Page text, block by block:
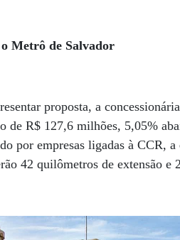
Metrô de Salvador
proposta, a
de R$ 127,6 milhões, 5,05%
por empresas ligadas à CCR,
42 quilômetros de extensão e